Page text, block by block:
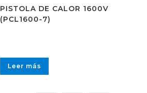
PISTOLA DE CALOR 1600V
(PCL1600-7)
Leer más